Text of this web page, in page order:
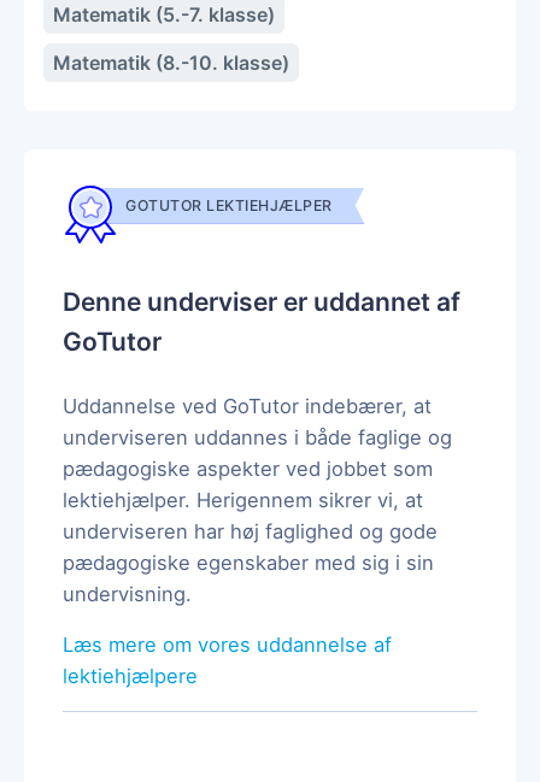
Matematik (5.-7. klasse)
Matematik (8.-10. klasse)
GOTUTOR LEKTIEHJÆLPER
Denne underviser er uddannet af
GoTutor
Uddannelse ved GoTutor indebærer, at
underviseren uddannes i både faglige og
pædagogiske aspekter ved jobbet som
lektiehjælper. Herigennem sikrer vi, at
underviseren har høj faglighed og gode
pædagogiske egenskaber med sig i sin
undervisning.
Læs mere om vores uddannelse af
lektiehjælpere